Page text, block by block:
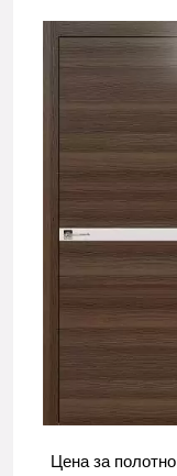
Цена за полотно